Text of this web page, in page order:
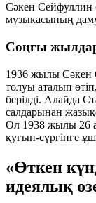
Сәкен Сейфуллин
музыкасының
Соңғы
1936 жылы Сәкен
толуы аталып
берілді. Алайда
салдарынан
Ол 1938 жылы 26
қуғын-сүргінге
«Өткен
идеялық